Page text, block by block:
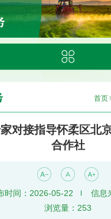
首页
对接指导怀柔区北
合作社
时间：2026-05-22
信息
浏览量： 253